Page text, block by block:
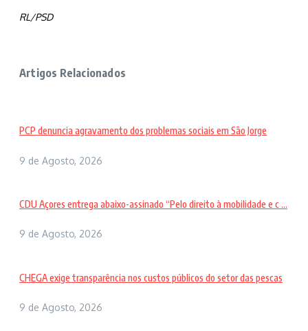
RL/PSD
Artigos Relacionados
PCP denuncia agravamento dos problemas sociais em São Jorge
9 de Agosto, 2026
CDU Açores entrega abaixo-assinado “Pelo direito à mobilidade e c ...
9 de Agosto, 2026
CHEGA exige transparência nos custos públicos do setor das pescas
9 de Agosto, 2026